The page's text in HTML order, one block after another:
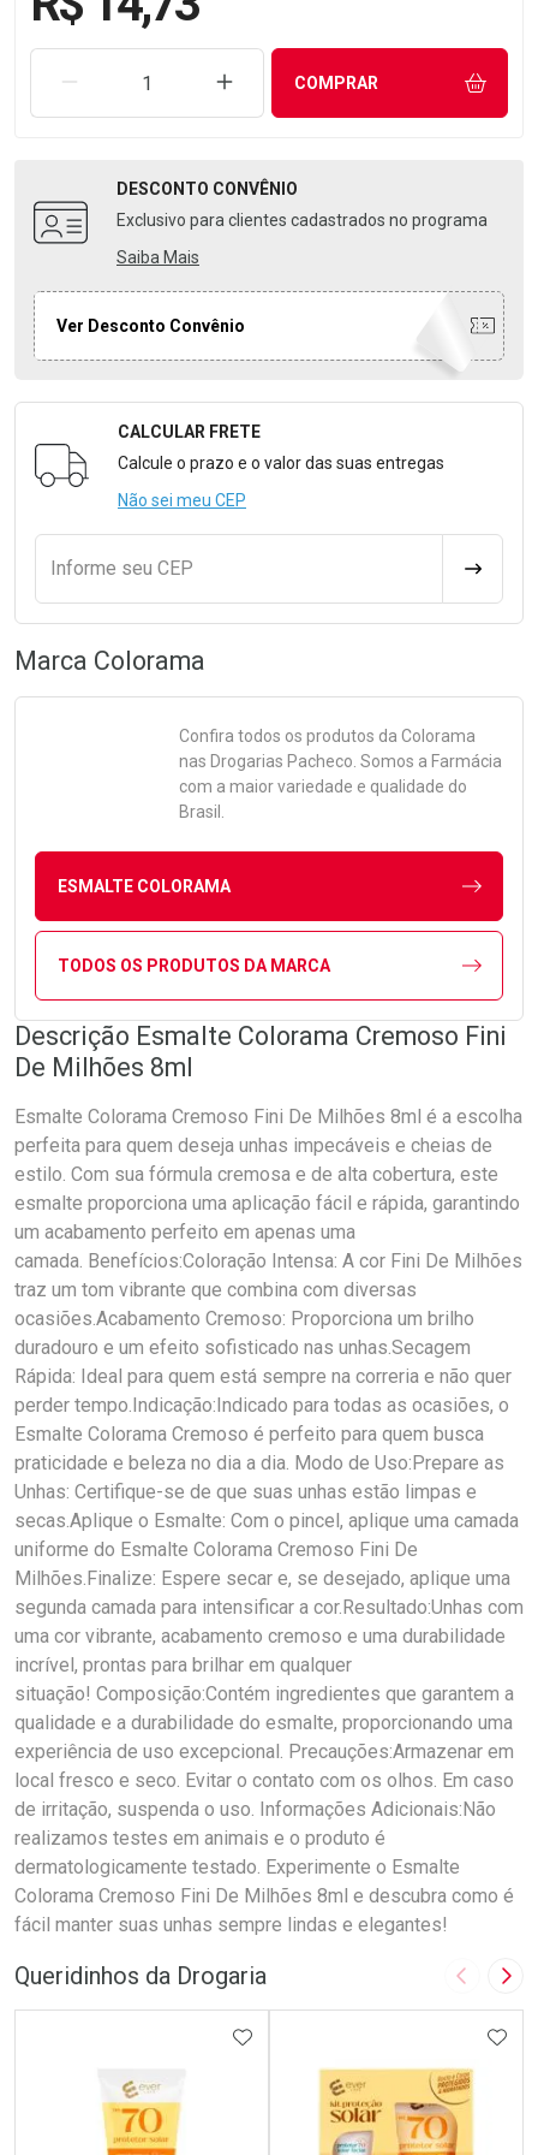
REMOVER UMA UNIDADEAUMENTAR UMA UNIDADE
COMPRAR
DESCONTO CONVÊNIO
Exclusivo para clientes cadastrados no programa
Saiba Mais
Ver Desconto Convênio
Formulário para Calcular o Frete
CALCULAR FRETE
Calcule o prazo e o valor das suas entregas
Não sei meu CEP
Informe seu CEP
Marca Colorama
Confira todos os produtos da Colorama
nas Drogarias Pacheco. Somos a Farmácia
com a maior variedade e qualidade do
Brasil.
ESMALTE COLORAMA
TODOS OS PRODUTOS DA MARCA
Descrição Esmalte Colorama Cremoso Fini
De Milhões 8ml
Esmalte Colorama Cremoso Fini De Milhões 8ml é a escolha
perfeita para quem deseja unhas impecáveis e cheias de
estilo. Com sua fórmula cremosa e de alta cobertura, este
esmalte proporciona uma aplicação fácil e rápida, garantindo
um acabamento perfeito em apenas uma
camada. Benefícios:Coloração Intensa: A cor Fini De Milhões
traz um tom vibrante que combina com diversas
ocasiões.Acabamento Cremoso: Proporciona um brilho
duradouro e um efeito sofisticado nas unhas.Secagem
Rápida: Ideal para quem está sempre na correria e não quer
perder tempo.Indicação:Indicado para todas as ocasiões, o
Esmalte Colorama Cremoso é perfeito para quem busca
praticidade e beleza no dia a dia. Modo de Uso:Prepare as
Unhas: Certifique-se de que suas unhas estão limpas e
secas.Aplique o Esmalte: Com o pincel, aplique uma camada
uniforme do Esmalte Colorama Cremoso Fini De
Milhões.Finalize: Espere secar e, se desejado, aplique uma
segunda camada para intensificar a cor.Resultado:Unhas com
uma cor vibrante, acabamento cremoso e uma durabilidade
incrível, prontas para brilhar em qualquer
situação! Composição:Contém ingredientes que garantem a
qualidade e a durabilidade do esmalte, proporcionando uma
experiência de uso excepcional. Precauções:Armazenar em
local fresco e seco. Evitar o contato com os olhos. Em caso
de irritação, suspenda o uso. Informações Adicionais:Não
realizamos testes em animais e o produto é
dermatologicamente testado. Experimente o Esmalte
Colorama Cremoso Fini De Milhões 8ml e descubra como é
fácil manter suas unhas sempre lindas e elegantes!
Queridinhos da Drogaria Imagem
ADICIONAR AOS FAVORITOS